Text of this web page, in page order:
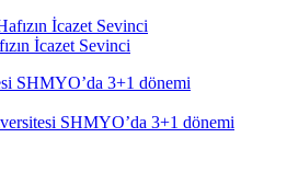
İcazet Sevinci
SHMYO’da 3+1 dönemi